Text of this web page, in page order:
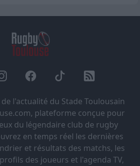
l'actualité du Stade Toulousain
plateforme conçue pour
du légendaire club de rugby
en temps réel les dernières
et résultats des matchs, les
des joueurs et l'agenda TV,